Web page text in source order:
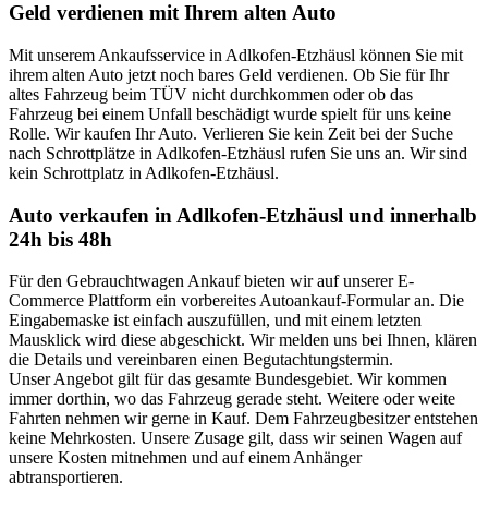
Geld verdienen mit Ihrem alten Auto
Mit unserem Ankaufsservice in Adlkofen-Etzhäusl können Sie mit
ihrem alten Auto jetzt noch bares Geld verdienen. Ob Sie für Ihr
altes Fahrzeug beim TÜV nicht durchkommen oder ob das
Fahrzeug bei einem Unfall beschädigt wurde spielt für uns keine
Rolle. Wir kaufen Ihr Auto. Verlieren Sie kein Zeit bei der Suche
nach Schrottplätze in Adlkofen-Etzhäusl rufen Sie uns an. Wir sind
kein Schrottplatz in Adlkofen-Etzhäusl.
Auto verkaufen in Adlkofen-Etzhäusl und innerhalb
24h bis 48h
Für den Gebrauchtwagen Ankauf bieten wir auf unserer E-
Commerce Plattform ein vorbereites Autoankauf-Formular an. Die
Eingabemaske ist einfach auszufüllen, und mit einem letzten
Mausklick wird diese abgeschickt. Wir melden uns bei Ihnen, klären
die Details und vereinbaren einen Begutachtungstermin.
Unser Angebot gilt für das gesamte Bundesgebiet. Wir kommen
immer dorthin, wo das Fahrzeug gerade steht. Weitere oder weite
Fahrten nehmen wir gerne in Kauf. Dem Fahrzeugbesitzer entstehen
keine Mehrkosten. Unsere Zusage gilt, dass wir seinen Wagen auf
unsere Kosten mitnehmen und auf einem Anhänger
abtransportieren.